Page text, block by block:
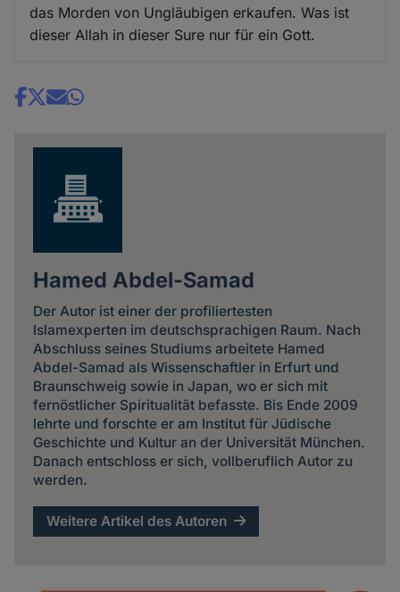
das Morden von Ungläubigen erkaufen. Was ist
dieser Allah in dieser Sure nur für ein Gott.
Share
Hamed Abdel-Samad
Der Autor ist einer der profiliertesten
Islamexperten im deutschsprachigen Raum. Nach
Abschluss seines Studiums arbeitete Hamed
Abdel-Samad als Wissenschaftler in Erfurt und
Braunschweig sowie in Japan, wo er sich mit
fernöstlicher Spiritualität befasste. Bis Ende 2009
lehrte und forschte er am Institut für Jüdische
Geschichte und Kultur an der Universität München.
Danach entschloss er sich, vollberuflich Autor zu
werden.
Weitere Artikel des Autoren